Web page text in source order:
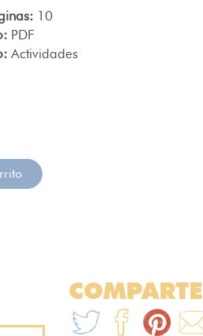
10
PDF
Actividades
COMPARTE